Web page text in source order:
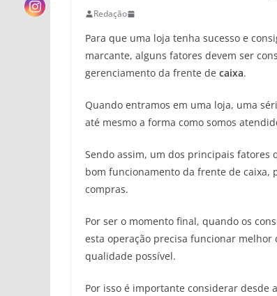
Redação
Para que uma loja tenha sucesso e
marcante, alguns fatores devem ser
gerenciamento da frente de caixa.
Quando entramos em uma loja, uma
até mesmo a forma como somos
Sendo assim, um dos principais fatores
bom funcionamento da frente de caixa,
compras.
Por ser o momento final, quando os
esta operação precisa funcionar
qualidade possível.
Por isso é importante considerar desde a